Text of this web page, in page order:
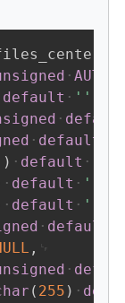
default ''
default
) default
default ''
default ''
default
,
( 255 )